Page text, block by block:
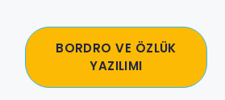
BORDRO VE ÖZLÜK
YAZILIMI